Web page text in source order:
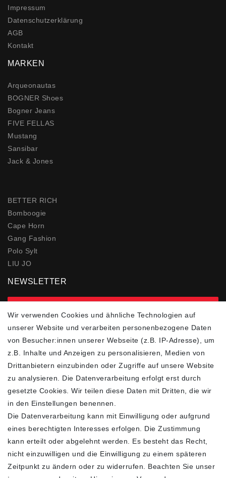
Impressum
Daten­schutz­erklärung
AGB
Kontakt
MARKEN
Arqueonautas
BOGNER Shoes
Bogner Jeans
FIVE FELLAS
Mustang
Sansibar
Jack & Jones
BETTER RICH
Bomboogie
Cape Horn
Gang Fashion
Polo Sylt
LIU JO
NEWSLETTER
FOLGEN SIE UNS
ZAHLUNGSARTEN
SCHNELLER UND
KOSTENLOSER
FASHION HOUSE
Wir verwenden Cookies und ähnliche Technologien auf
unserer Website und verarbeiten personenbezogene Daten
von Besucher:innen unserer Webseite (z.B. IP-Adresse), um
z.B. Inhalte und Anzeigen zu personalisieren, Medien von
Drittanbietern einzubinden oder Zugriffe auf unsere Website
zu analysieren. Die Datenverarbeitung erfolgt erst durch
gesetzte Cookies. Wir teilen diese Daten mit Dritten, die wir
in den Einstellungen benennen.
Die Datenverarbeitung kann mit Einwilligung oder aufgrund
eines berechtigten Interesses erfolgen. Die Zustimmung
kann erteilt oder abgelehnt werden. Es besteht das Recht,
nicht einzuwilligen und die Einwilligung zu einem späteren
Zeitpunkt zu ändern oder zu widerrufen. Beachten Sie unser